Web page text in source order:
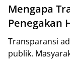
Mengapa
Penegakan
Transparansi
publik.